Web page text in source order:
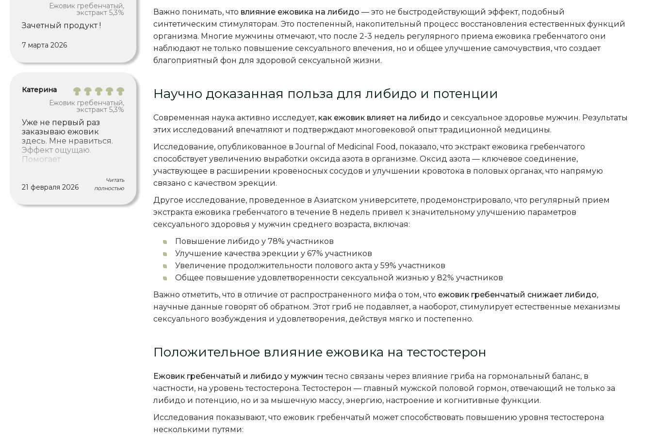
Ежовик гребенчатый,
экстракт 5,3%
Зачетный продукт !
7 марта 2026
Катерина
Ежовик гребенчатый,
экстракт 5,3%
Уже не первый раз
заказываю ежовик
здесь. Мне нравиться.
Эффект ощущаю.
Помогает
состоянию в целом.
21 февраля 2026
Читать
полностью
Важно понимать, что влияние ежовика на либидо — это не быстродействующий эффект, подобный
синтетическим стимуляторам. Это постепенный, накопительный процесс восстановления естественных функций
организма. Многие мужчины отмечают, что после 2-3 недель регулярного приема ежовика гребенчатого они
наблюдают не только повышение сексуального влечения, но и общее улучшение самочувствия, что создает
благоприятный фон для здоровой сексуальной жизни.
Научно доказанная польза для либидо и потенции
Современная наука активно исследует, как ежовик влияет на либидо и сексуальное здоровье мужчин. Результаты
этих исследований впечатляют и подтверждают многовековой опыт традиционной медицины.
Исследование, опубликованное в Journal of Medicinal Food, показало, что экстракт ежовика гребенчатого
способствует увеличению выработки оксида азота в организме. Оксид азота — ключевое соединение,
участвующее в расширении кровеносных сосудов и улучшении кровотока в половых органах, что напрямую
связано с качеством эрекции.
Другое исследование, проведенное в Азиатском университете, продемонстрировало, что регулярный прием
экстракта ежовика гребенчатого в течение 8 недель привел к значительному улучшению параметров
сексуального здоровья у мужчин среднего возраста, включая:
Повышение либидо у 78% участников
Улучшение качества эрекции у 67% участников
Увеличение продолжительности полового акта у 59% участников
Общее повышение удовлетворенности сексуальной жизнью у 82% участников
Важно отметить, что в отличие от распространенного мифа о том, что ежовик гребенчатый снижает либидо,
научные данные говорят об обратном. Этот гриб не подавляет, а наоборот, стимулирует естественные механизмы
сексуального возбуждения и удовлетворения, действуя мягко и постепенно.
Положительное влияние ежовика на тестостерон
Ежовик гребенчатый и либидо у мужчин тесно связаны через влияние гриба на гормональный баланс, в
частности, на уровень тестостерона. Тестостерон — главный мужской половой гормон, отвечающий не только за
либидо и потенцию, но и за мышечную массу, энергию, настроение и когнитивные функции.
Исследования показывают, что ежовик гребенчатый может способствовать повышению уровня тестостерона
несколькими путями: